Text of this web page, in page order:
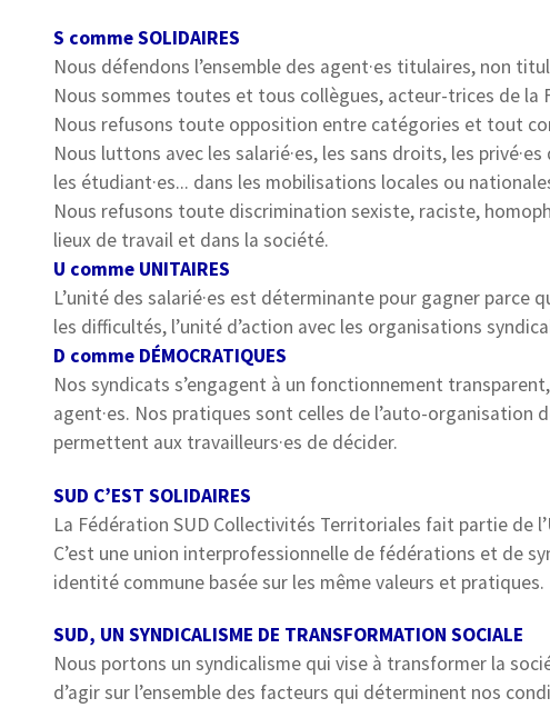
S comme SOLIDAIRES
Nous défendons l’ensemble des agent·es titulaires, non
Nous sommes toutes et tous collègues, acteur-trices de la
Nous refusons toute opposition entre catégories et tout
Nous luttons avec les salarié·es, les sans droits, les privé·es
les étudiant·es... dans les mobilisations locales ou
Nous refusons toute discrimination sexiste, raciste,
lieux de travail et dans la société.
U comme UNITAIRES
L’unité des salarié·es est déterminante pour gagner
les difficultés, l’unité d’action avec les organisations
D comme DÉMOCRATIQUES
Nos syndicats s’engagent à un fonctionnement
agent·es. Nos pratiques sont celles de l’auto-organisation
permettent aux travailleurs·es de décider.
SUD C’EST SOLIDAIRES
La Fédération SUD Collectivités Territoriales fait partie de
C’est une union interprofessionnelle de fédérations et de
identité commune basée sur les même valeurs et pratiques.
SUD, UN SYNDICALISME DE TRANSFORMATION SOCIALE
Nous portons un syndicalisme qui vise à transformer la
d’agir sur l’ensemble des facteurs qui déterminent nos